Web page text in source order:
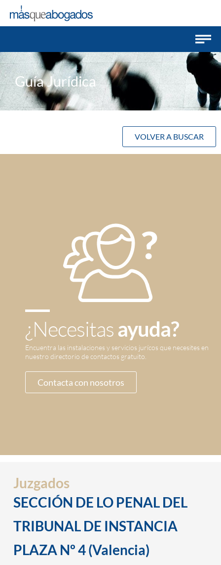
Guía Jurídica
VOLVER A BUSCAR
¿Necesitasayuda?
Encuentra las instalaciones y servicios jurícos que necesites en
nuestro directorio de contactos gratuito.
Contacta con nosotros
Juzgados
SECCIÓN DE LO PENAL DEL
TRIBUNAL DE INSTANCIA
PLAZA Nº 4 (Valencia)